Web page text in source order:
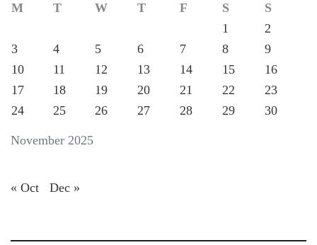
November 2025
M T W T F S
S
1
2
3
4 5 6 7 8
9
10
11 12 13 14 15
16
17
18 19 20 21 22
23
24
25 26 27 28 29 30
« Oct Dec »